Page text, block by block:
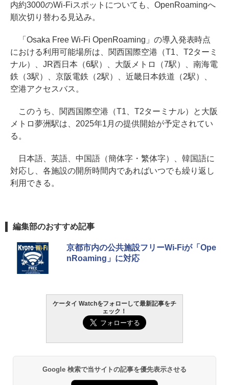
内約3000のWi-Fiスポットについても、OpenRoamingへ
順次切り替わる見込み。
「Osaka Free Wi-Fi OpenRoaming」の導入発表時点
における利用可能場所は、関西国際空港（T1、T2ターミ
ナル）、JR西日本（6駅）、大阪メトロ（7駅）、南海電
鉄（3駅）、京阪電鉄（2駅）、近畿日本鉄道（2駅）、
空港アクセスバス。
このうち、関西国際空港（T1、T2ターミナル）と大阪
メトロ夢洲駅は、2025年1月の提供開始が予定されてい
る。
日本語、英語、中国語（簡体字・繁体字）、韓国語に
対応し、各施設の開所時間内であればいつでも繰り返し
利用できる。
編集部のおすすめ記事
京都市内の公共施設フリーWi-Fiが「Ope
nRoaming」に対応
ケータイ Watchをフォローして最新記事をチ
ェック！
Google 検索で当サイトの記事を優先表示させる